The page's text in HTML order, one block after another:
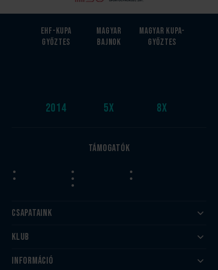
EHF-Kupa
győztes
2014
Magyar
bajnok
5x
Magyar kupa-
győztes
8x
Támogatók
Csapataink
Felnőtt
Utánpótlás
Klub
#HandballFamily
Információ